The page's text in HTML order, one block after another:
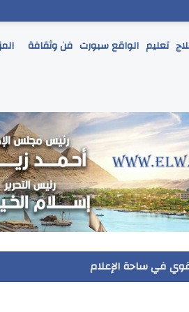
تعليم الواقع سبورت فن وثقافة
الإعدادية ويؤكد: الانضباط